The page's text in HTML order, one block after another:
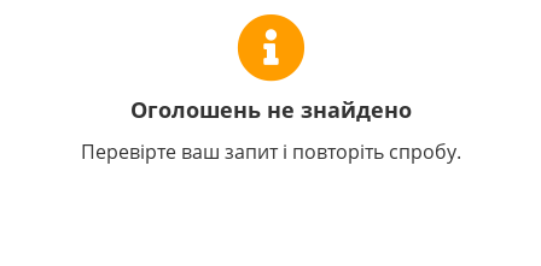
Оголошень не знайдено
Перевірте ваш запит і повторіть спробу.